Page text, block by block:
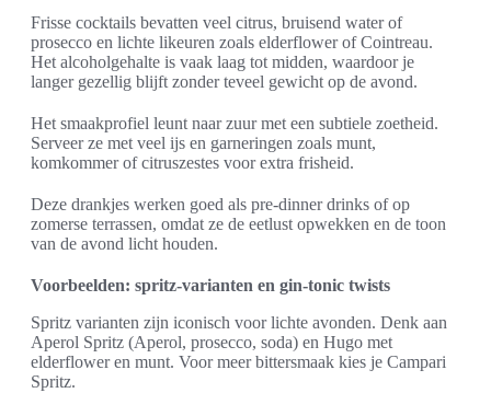
Frisse cocktails bevatten veel citrus, bruisend water of
prosecco en lichte likeuren zoals elderflower of Cointreau.
Het alcoholgehalte is vaak laag tot midden, waardoor je
langer gezellig blijft zonder teveel gewicht op de avond.
Het smaakprofiel leunt naar zuur met een subtiele zoetheid.
Serveer ze met veel ijs en garneringen zoals munt,
komkommer of citruszestes voor extra frisheid.
Deze drankjes werken goed als pre-dinner drinks of op
zomerse terrassen, omdat ze de eetlust opwekken en de toon
van de avond licht houden.
Voorbeelden: spritz-varianten en gin-tonic twists
Spritz varianten zijn iconisch voor lichte avonden. Denk aan
Aperol Spritz (Aperol, prosecco, soda) en Hugo met
elderflower en munt. Voor meer bittersmaak kies je Campari
Spritz.